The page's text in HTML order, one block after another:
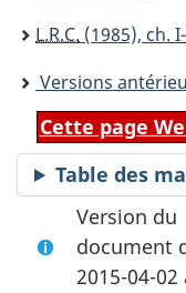
L.R.C. (1985), ch.
Versions
Cette page
Table des
Version du
document
2015-04-02